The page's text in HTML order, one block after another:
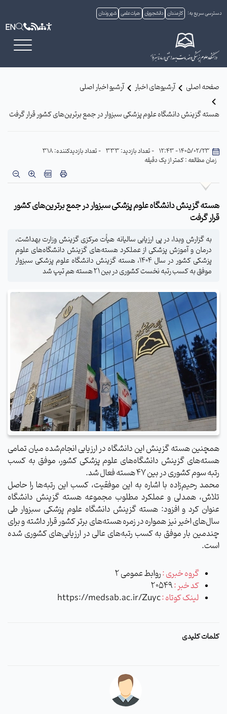
دسترسی سریع به: کارمندان دانشجویان هیات علمی شهروندان
EN
صفحه اصلی آرشیوهای اخبار آرشیو اخبار اصلی
هسته گزینش دانشگاه علوم پزشکی سبزوار در جمع برترین‌های کشور قرار گرفت
1405/02/23 - 12:43 - تعداد بازدید: 333
- تعداد بازدیدکننده: 318
زمان مطالعه : کمتر از یک دقیقه
هسته گزینش دانشگاه علوم پزشکی سبزوار در جمع برترین‌های کشور
قرار گرفت
به گزارش وبدا، در پی ارزیابی سالیانه هیأت مرکزی گزینش وزارت بهداشت،
درمان و آموزش پزشکی از عملکرد هسته‌های گزینش دانشگاه‌های علوم
پزشکی کشور در سال ۱۴۰۴، هسته گزینش دانشگاه علوم پزشکی سبزوار
موفق به کسب رتبه نخست کشوری در بین 21 هسته هم تیپ شد
همچنین هسته گزینش این دانشگاه در ارزیابی انجام‌شده میان تمامی
هسته‌های گزینش دانشگاه‌های علوم پزشکی کشور، موفق به کسب
رتبه سوم کشوری در بین ۴۷ هسته فعال شد.
محمد رحیم‌زاده با اشاره به این موفقیت، کسب این رتبه‌ها را حاصل
تلاش، همدلی و عملکرد مطلوب مجموعه هسته گزینش دانشگاه
عنوان کرد و افزود: هسته گزینش دانشگاه علوم پزشکی سبزوار طی
سال‌های اخیر نیز همواره در زمره هسته‌های برتر کشور قرار داشته و برای
چندمین بار موفق به کسب رتبه‌های عالی در ارزیابی‌های کشوری شده
است.
گروه خبری :روابط عمومی 2
کد خبر :20549
لینک کوتاه :https://medsab.ac.ir/Zuyc
کلمات کلیدی